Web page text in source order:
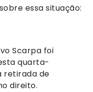
essa situação:
Scarpa foi
quarta-
retirada de
direito.